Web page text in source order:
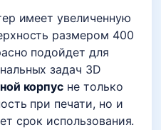
имеет увеличенную
размером 400
подойдет для
задач 3D
корпус не только
при печати, но и
срок использования.